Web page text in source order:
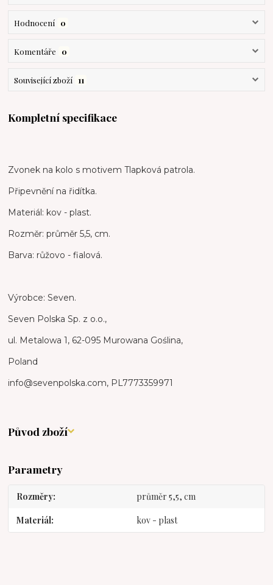
Hodnocení 0
Komentáře 0
Související zboží 11
Kompletní specifikace
Zvonek na kolo s motivem Tlapková patrola.
Připevnění na řidítka.
Materiál: kov - plast.
Rozměr: průměr 5,5, cm.
Barva: růžovo - fialová.
Výrobce: Seven.
Seven Polska Sp. z o.o.,
ul. Metalowa 1, 62-095 Murowana Goślina,
Poland
info@sevenpolska.com, PL7773359971
Původ zboží
Parametry
Rozměry průměr 5,5, cm
Materiál kov - plast